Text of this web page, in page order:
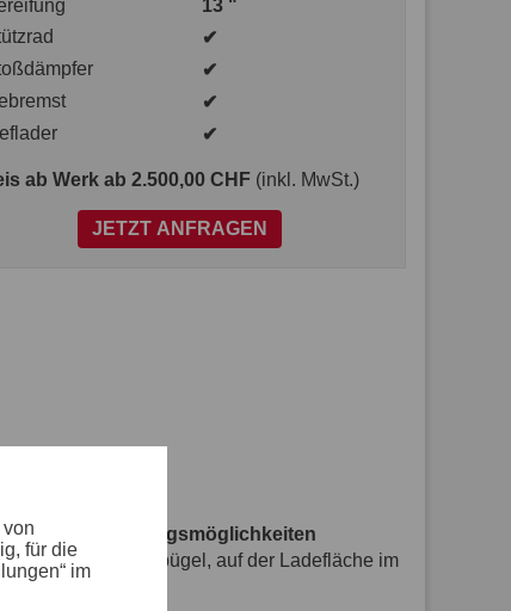
13 "
✔
✔
✔
✔
ab Werk ab 2.500,00 CHF (inkl. MwSt.)
JETZT ANFRAGEN
und Sicherungsmöglichkeiten
versenkte Verzurrbügel, auf der Ladefläche im
integriert
für die
im